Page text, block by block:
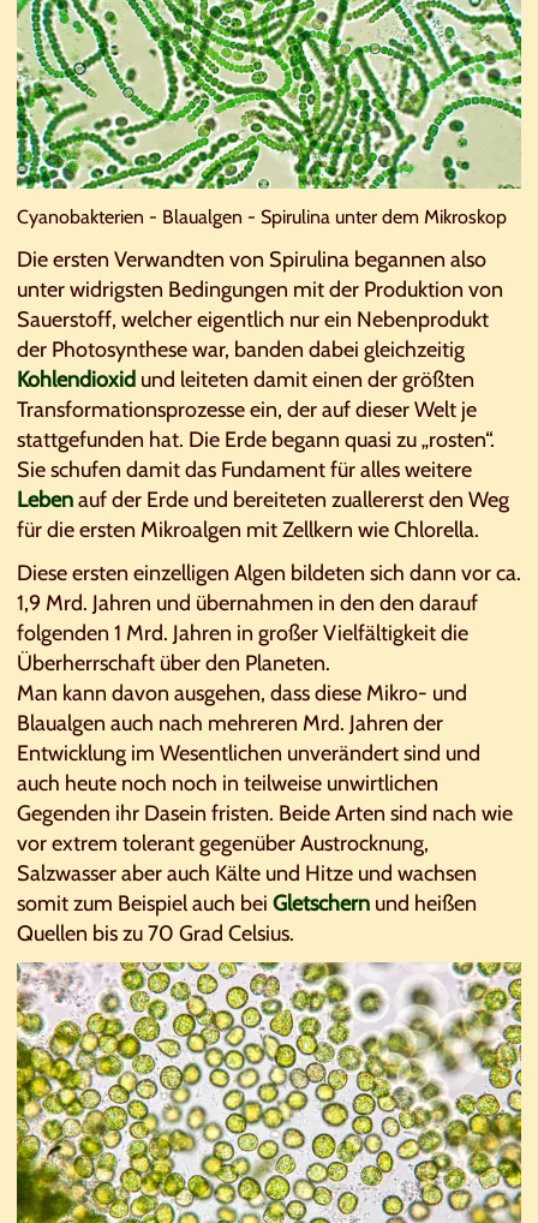
Cyanobakterien - Blaualgen - Spirulina unter dem Mikroskop
Die ersten Verwandten von Spirulina begannen also
unter widrigsten Bedingungen mit der Produktion von
Sauerstoff, welcher eigentlich nur ein Nebenprodukt
der Photosynthese war, banden dabei gleichzeitig
Kohlendioxid und leiteten damit einen der größten
Transformationsprozesse ein, der auf dieser Welt je
stattgefunden hat. Die Erde begann quasi zu „rosten“.
Sie schufen damit das Fundament für alles weitere
Lebenauf der Erde und bereiteten zuallererst den Weg
für die ersten Mikroalgen mit Zellkern wie Chlorella.
Diese ersten einzelligen Algen bildeten sich dann vor ca.
1,9 Mrd. Jahren und übernahmen in den den darauf
folgenden 1 Mrd. Jahren in großer Vielfältigkeit die
Überherrschaft über den Planeten.
Man kann davon ausgehen, dass diese Mikro- und
Blaualgen auch nach mehreren Mrd. Jahren der
Entwicklung im Wesentlichen unverändert sind und
auch heute noch noch in teilweise unwirtlichen
Gegenden ihr Dasein fristen. Beide Arten sind nach wie
vor extrem tolerant gegenüber Austrocknung,
Salzwasser aber auch Kälte und Hitze und wachsen
somit zum Beispiel auch bei Gletschern und heißen
Quellen bis zu 70 Grad Celsius.